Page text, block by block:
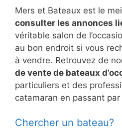
Mers et Bateaux est le
consulter les annonces
véritable salon de
au bon endroit si vous
à vendre. Retrouvez de
de vente de bateaux
particuliers et des
catamaran en passant
Chercher un bateau?